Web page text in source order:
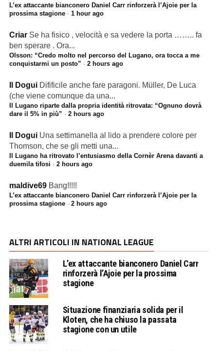
L’ex attaccante bianconero Daniel Carr rinforzerà l’Ajoie per la
prossima stagione· 1 hour ago
Criar Se ha fisico , velocità e sa vedere la porta …….. fa
ben sperare . Ora...
Olsson: “Credo molto nel percorso del Lugano, ora tocca a me
conquistarmi un posto” · 2 hours ago
Il Dogui Difificile anche fare paragoni. Müller, De Luca
(che viene comunque da una...
Il Lugano riparte dalla propria identità ritrovata: “Ognuno dovrà
dare il 5% in più” · 2 hours ago
Il Dogui Una settimanella al lido a prendere colore per
Thomson, che se gli metti una...
Il Lugano ha ritrovato l’entusiasmo della Cornèr Arena davanti a
duemila tifosi · 2 hours ago
maldive69 Bang!!!!!
L’ex attaccante bianconero Daniel Carr rinforzerà l’Ajoie per la
prossima stagione· 2 hours ago
ALTRI ARTICOLI IN NATIONAL LEAGUE
L’ex attaccante bianconero Daniel Carr
rinforzerà l’Ajoie per la prossima
stagione
Situazione finanziaria solida per il
Kloten, che ha chiuso la passata
stagione con un utile